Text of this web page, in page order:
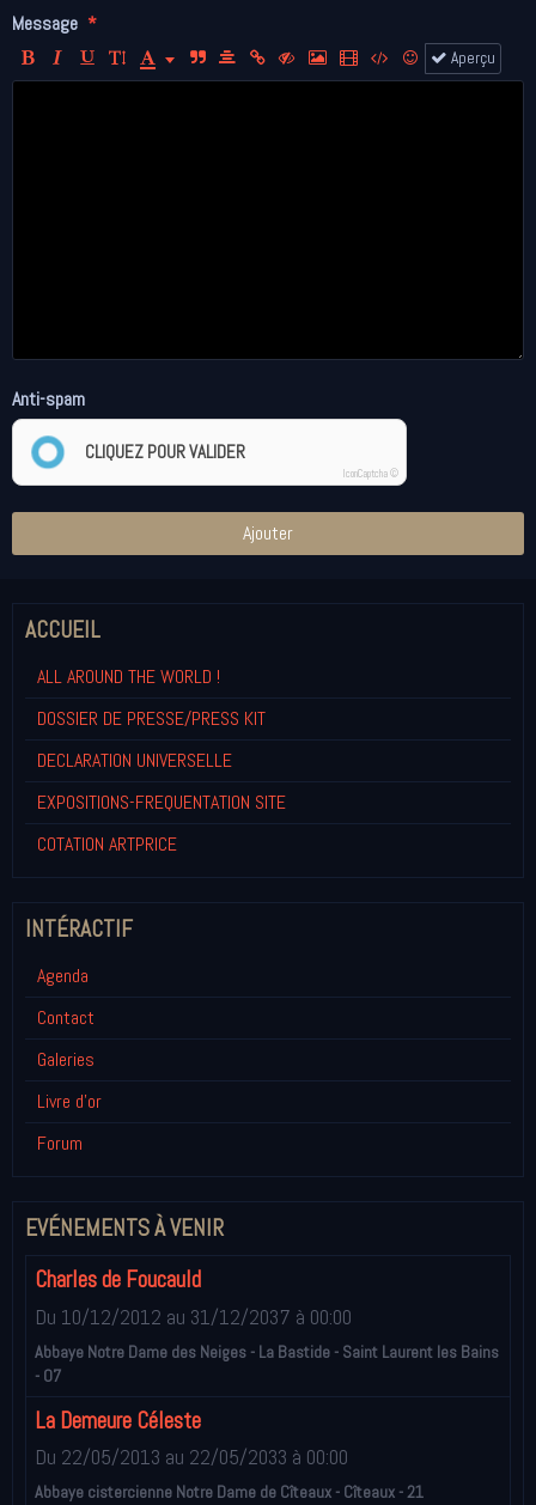
Message
Aperçu
Anti-spam
CLIQUEZ POUR VALIDER
IconCaptcha ©
Ajouter
ACCUEIL
ALL AROUND THE WORLD !
DOSSIER DE PRESSE/PRESS KIT
DECLARATION UNIVERSELLE
EXPOSITIONS-FREQUENTATION SITE
COTATION ARTPRICE
INTÉRACTIF
Agenda
Contact
Galeries
Livre d'or
Forum
EVÉNEMENTS À VENIR
Charles de Foucauld
Du 10/12/2012 au 31/12/2037 à 00:00
Abbaye Notre Dame des Neiges - La Bastide - Saint Laurent les Bains
- 07
La Demeure Céleste
Du 22/05/2013 au 22/05/2033 à 00:00
Abbaye cistercienne Notre Dame de Cîteaux - Cîteaux - 21